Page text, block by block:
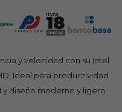
y velocidad con su Intel
Ideal para productividad
diseño moderno y ligero.